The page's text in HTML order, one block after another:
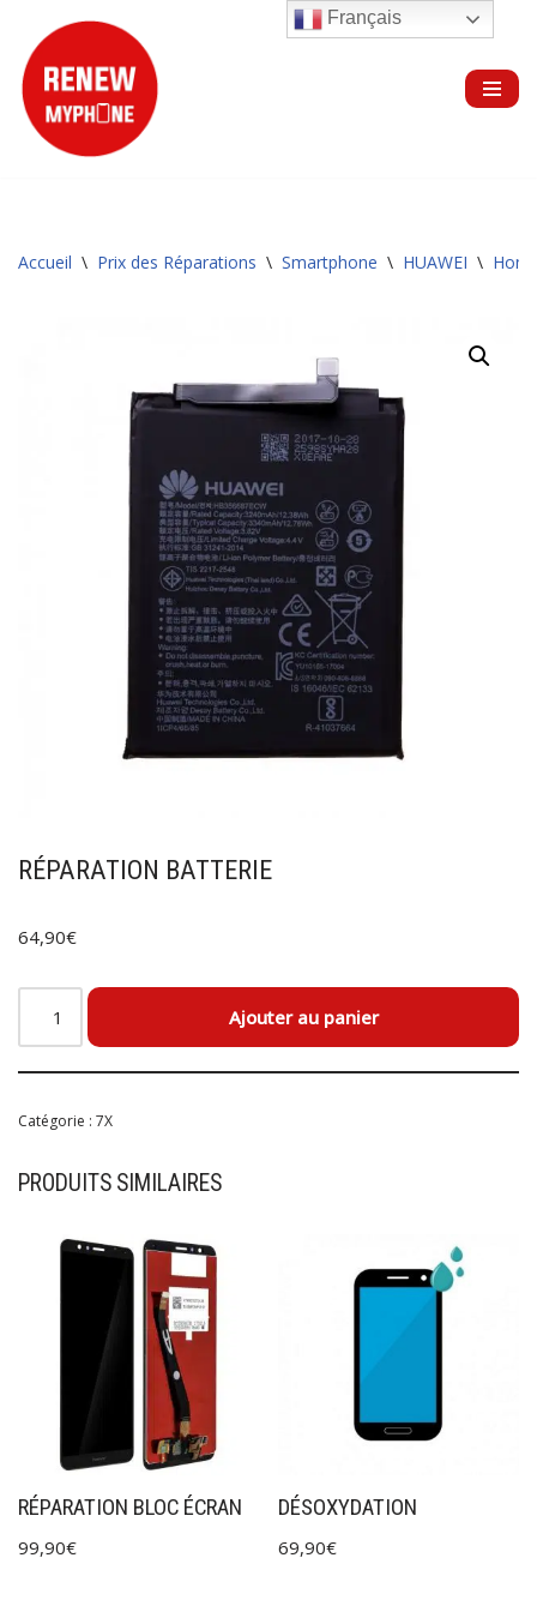
Aller
au
contenu
Accueil \ Prix des Réparations \ Smartphone \ HUAWEI \
RÉPARATION BATTERIE
64,90€
Ajouter au panier
Catégorie : 7X
PRODUITS SIMILAIRES
RÉPARATION BLOC ÉCRAN
99,90€
DÉSOXYDATION
69,90€
Français